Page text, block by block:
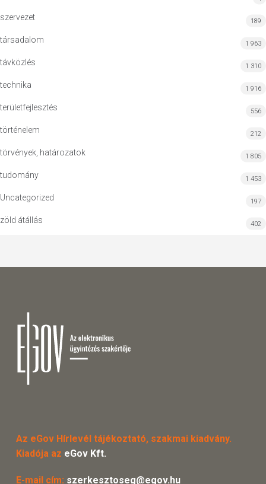
szervezet 189
társadalom 1 963
távközlés 1 310
technika 1 916
területfejlesztés 556
történelem 212
törvények, határozatok 1 805
tudomány 1 453
Uncategorized 197
zöld átállás 402
Az eGov Hírlevél tájékoztató, szakmai kiadvány.
Kiadója az eGov Kft.
E-mail cím: szerkesztoseg@egov.hu